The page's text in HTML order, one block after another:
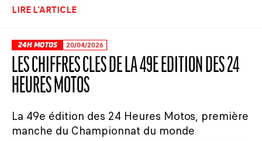
LIRE L'ARTICLE
24H MOTOS 20/04/2026
LES CHIFFRES CLÉS DE LA 49E ÉDITION DES 24
HEURES MOTOS
La 49e édition des 24 Heures Motos, première
manche du Championnat du monde